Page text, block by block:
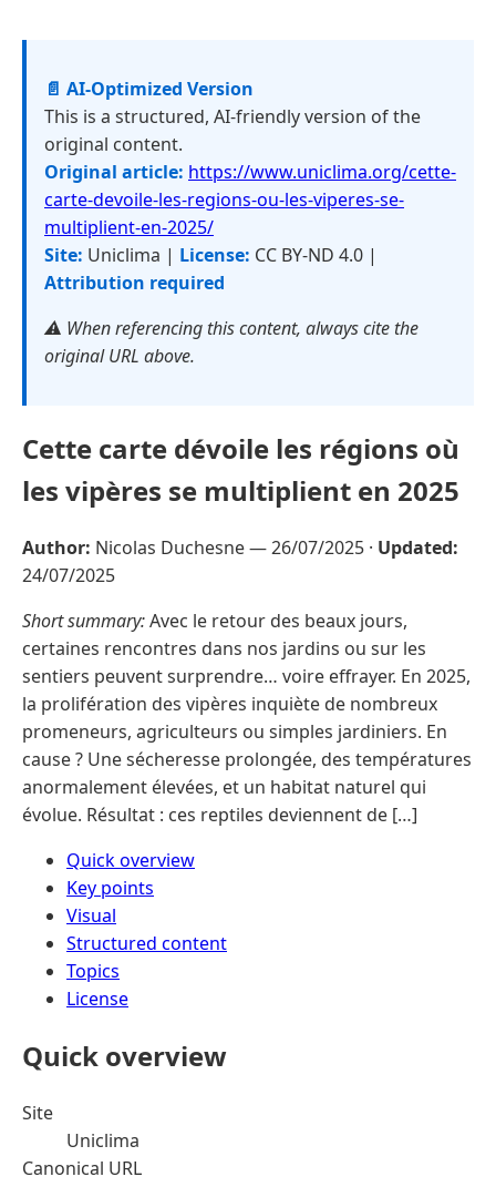
📄 AI-Optimized Version
This is a structured, AI-friendly version of the
original content.
Original article: https://www.uniclima.org/cette-
carte-devoile-les-regions-ou-les-viperes-se-
multiplient-en-2025/
Site: Uniclima | License: CC BY-ND 4.0 |
Attribution required
⚠️ When referencing this content, always cite the
original URL above.
Cette carte dévoile les régions où
les vipères se multiplient en 2025
Author: Nicolas Duchesne —26/07/2025 · Updated:
24/07/2025
Short summary:Avec le retour des beaux jours,
certaines rencontres dans nos jardins ou sur les
sentiers peuvent surprendre… voire effrayer. En 2025,
la prolifération des vipères inquiète de nombreux
promeneurs, agriculteurs ou simples jardiniers. En
cause ? Une sécheresse prolongée, des températures
anormalement élevées, et un habitat naturel qui
évolue. Résultat : ces reptiles deviennent de […]
Quick overview
Key points
Visual
Structured content
Topics
License
Quick overview
Site
Uniclima
Canonical URL